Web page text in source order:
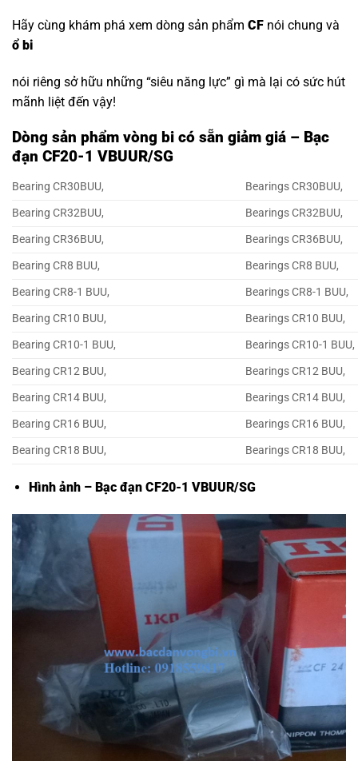
Hãy cùng khám phá xem dòng sản phẩm CF nói chung và
ổ bi
nói riêng sở hữu những “siêu năng lực” gì mà lại có sức hút
mãnh liệt đến vậy!
Dòng sản phẩm vòng bi có sẵn giảm giá – Bạc
đạn CF20-1 VBUUR/SG
Bearing CR30BUU,
Bearings CR30BUU,
Bearing CR32BUU,
Bearings CR32BUU,
Bearing CR36BUU,
Bearings CR36BUU,
Bearing CR8 BUU,
Bearings CR8 BUU,
Bearing CR8-1 BUU,
Bearings CR8-1 BUU,
Bearing CR10 BUU,
Bearings CR10 BUU,
Bearing CR10-1 BUU,
Bearings CR10-1 BUU,
Bearing CR12 BUU,
Bearings CR12 BUU,
Bearing CR14 BUU,
Bearings CR14 BUU,
Bearing CR16 BUU,
Bearings CR16 BUU,
Bearing CR18 BUU,
Bearings CR18 BUU,
Hình ảnh – Bạc đạn CF20-1 VBUUR/SG